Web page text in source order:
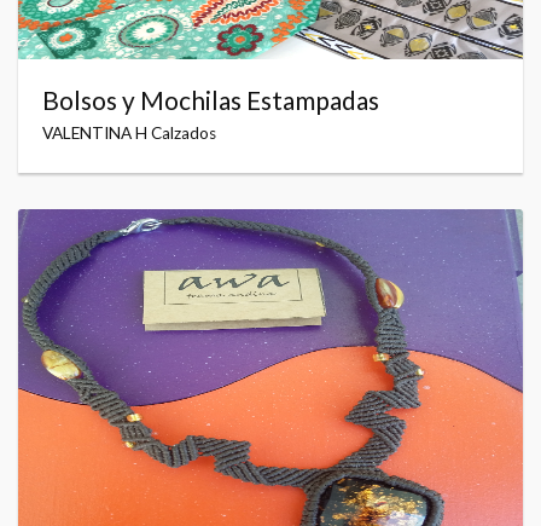
Bolsos y Mochilas Estampadas
VALENTINA H Calzados